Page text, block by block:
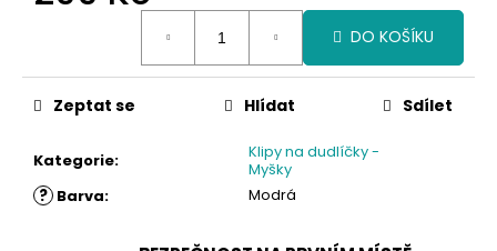
DO KOŠÍKU
Kategorie:
Klipy na dudlíčky -
Myšky
? Barva: Modrá
Zeptat se Hlídat Sdílet